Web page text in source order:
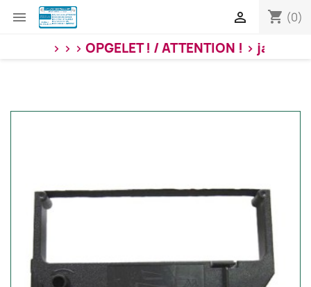
 shopping_cart (0)

> > > OPGELET ! / ATTENTION ! >